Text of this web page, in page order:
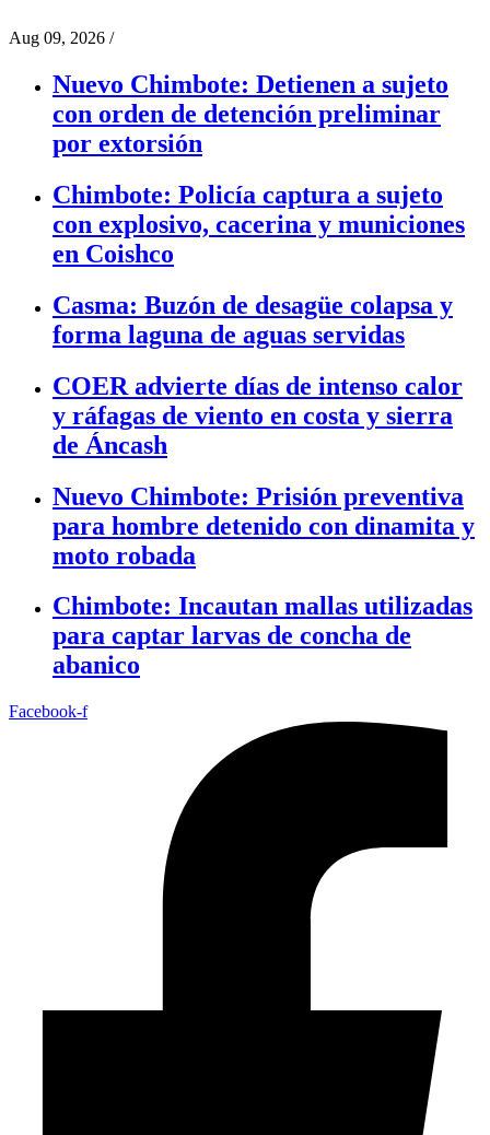
Aug 09, 2026 /
Nuevo Chimbote: Detienen a sujeto
con orden de detención preliminar
por extorsión
Chimbote: Policía captura a sujeto
con explosivo, cacerina y municiones
en Coishco
Casma: Buzón de desagüe colapsa y
forma laguna de aguas servidas
COER advierte días de intenso calor
y ráfagas de viento en costa y sierra
de Áncash
Nuevo Chimbote: Prisión preventiva
para hombre detenido con dinamita y
moto robada
Chimbote: Incautan mallas utilizadas
para captar larvas de concha de
abanico
Facebook-f